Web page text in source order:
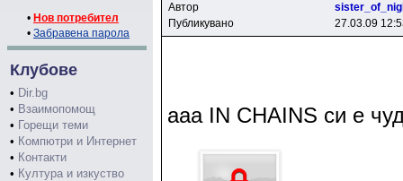
• Нов потребител
• Забравена парола
Клубове
• Dir.bg
• Взаимопомощ
• Горещи теми
• Компютри и Интернет
• Контакти
• Култура и изкуство
Автор
Публикувано
27.03.09
ааа IN CHAINS си е